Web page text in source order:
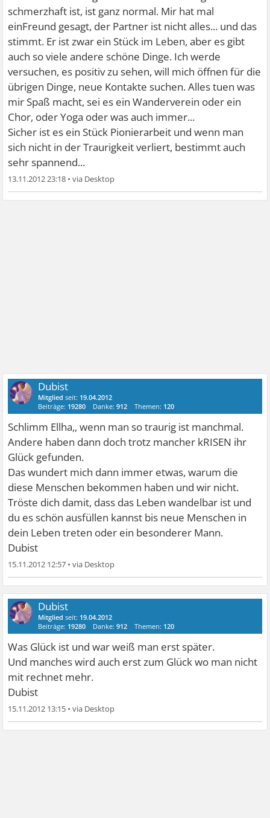
schmerzhaft ist, ist ganz normal. Mir hat mal
einFreund gesagt, der Partner ist nicht alles... und das
stimmt. Er ist zwar ein Stück im Leben, aber es gibt
auch so viele andere schöne Dinge. Ich werde
versuchen, es positiv zu sehen, will mich öffnen für die
übrigen Dinge, neue Kontakte suchen. Alles tuen was
mir Spaß macht, sei es ein Wanderverein oder ein
Chor, oder Yoga oder was auch immer...
Sicher ist es ein Stück Pionierarbeit und wenn man
sich nicht in der Traurigkeit verliert, bestimmt auch
sehr spannend...
13.11.2012 23:18 •
Dubist
Mitglied seit: 19.04.2012
Beiträge: 19280 Danke:912 Themen: 120
Schlimm Ellha,, wenn man so traurig ist manchmal.
Andere haben dann doch trotz mancher kRISEN ihr
Glück gefunden.
Das wundert mich dann immer etwas, warum die
diese Menschen bekommen haben und wir nicht.
Tröste dich damit, dass das Leben wandelbar ist und
du es schön ausfüllen kannst bis neue Menschen in
dein Leben treten oder ein besonderer Mann.
Dubist
15.11.2012 12:57 •
Dubist
Mitglied seit: 19.04.2012
Beiträge: 19280 Danke:912 Themen: 120
Was Glück ist und war weiß man erst später.
Und manches wird auch erst zum Glück wo man nicht
mit rechnet mehr.
Dubist
15.11.2012 13:15 •